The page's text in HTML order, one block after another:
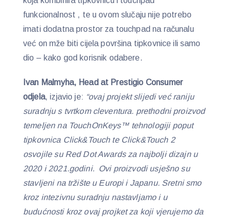
funkcionalnost , te u ovom slučaju nije potrebo
imati dodatna prostor za touchpad na računalu
već on mže biti cijela površina tipkovnice ili samo
dio – kako god korisnik odabere.
Ivan Malmyha, Head at Prestigio Consumer
odjela, izjavio je: “ovaj projekt slijedi već raniju
suradnju s tvrtkom cleventura. prethodni proizvod
temeljen na TouchOnKeys™ tehnologiji poput
tipkovnica Click&Touch te Click&Touch 2
osvojile su Red Dot Awards za najbolji dizajn u
2020 i 2021.godini. Ovi proizvodi usješno su
stavljeni na tržište u Europi i Japanu. Sretni smo
kroz intezivnu suradnju nastavljamo i u
budućnosti kroz ovaj projket za koji vjerujemo da